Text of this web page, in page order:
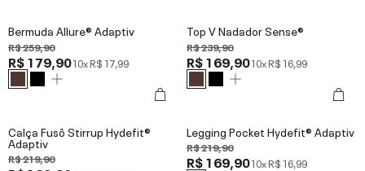
Bermuda Allure® Adaptiv
R$ 259,90
R$ 179,9010xR$ 17,99
Top V Nadador Sense®
R$ 239,90
R$ 169,9010xR$ 16,99
Calça Fusô Stirrup Hydefit®
Adaptiv
R$ 219,90
Legging Pocket Hydefit® Adaptiv
R$ 219,90
R$ 169,9010xR$ 16,99